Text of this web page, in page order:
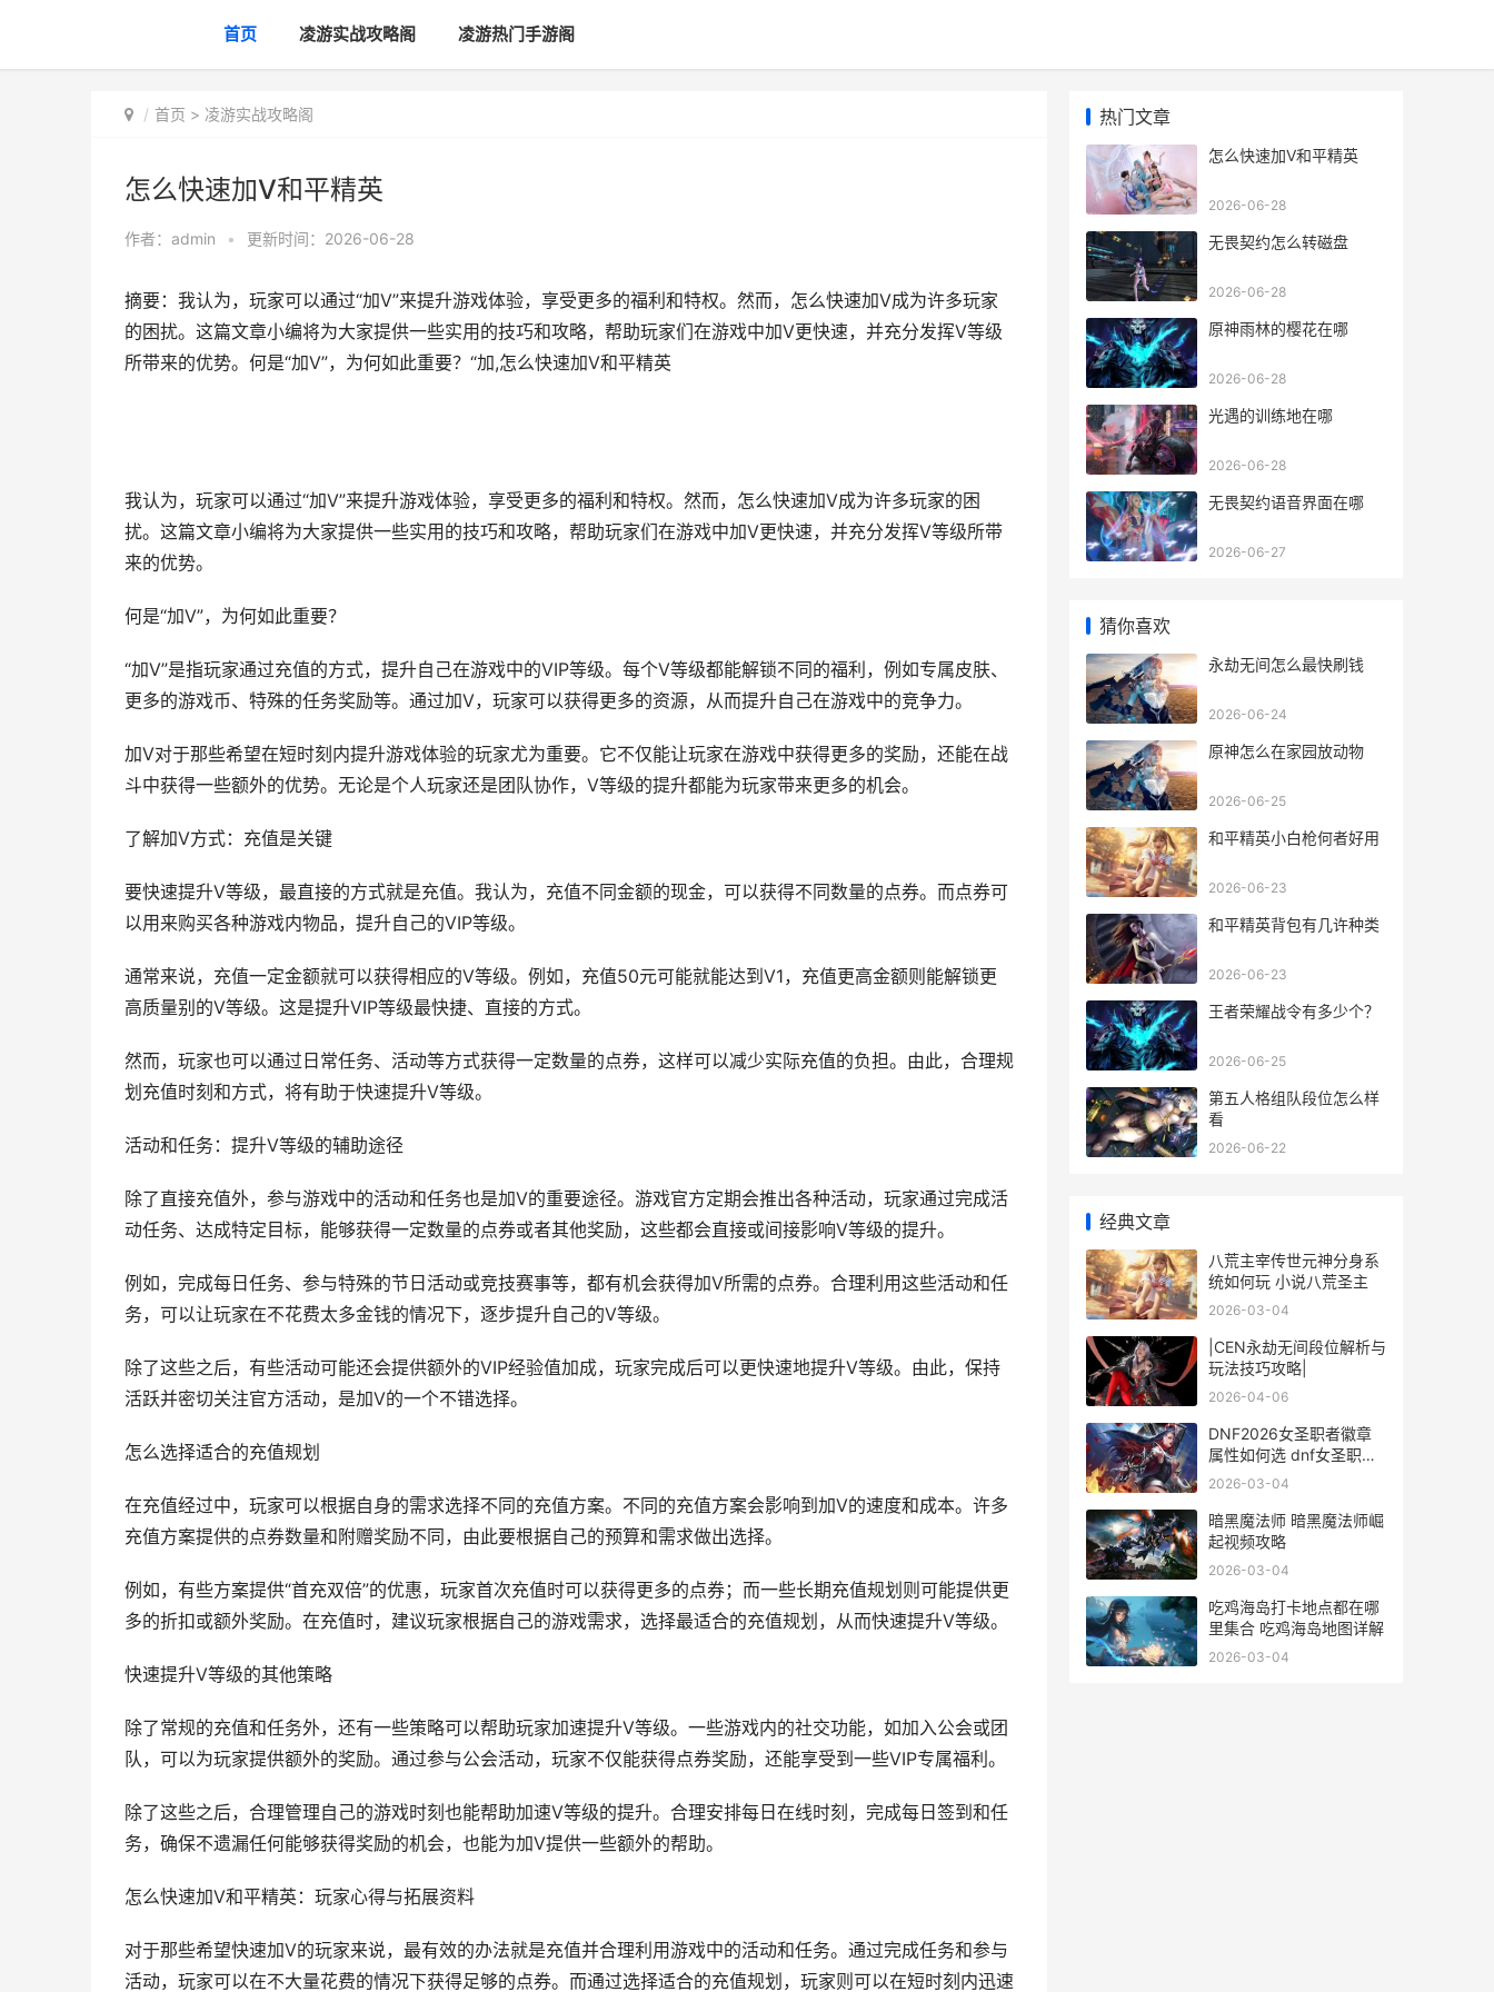
首页 凌游实战攻略阁 凌游热门手游阁
首页 > 凌游实战攻略阁
怎么快速加V和平精英
作者： admin • 更新时间：2026-06-28
摘要：我认为，玩家可以通过“加V”来提升游戏体验，享受更多的福利和特权。然而，怎么快速加V成为许多玩家
的困扰。这篇文章小编将为大家提供一些实用的技巧和攻略，帮助玩家们在游戏中加V更快速，并充分发挥V等级
所带来的优势。何是“加V”，为何如此重要？“加,怎么快速加V和平精英
我认为，玩家可以通过“加V”来提升游戏体验，享受更多的福利和特权。然而，怎么快速加V成为许多玩家的困
扰。这篇文章小编将为大家提供一些实用的技巧和攻略，帮助玩家们在游戏中加V更快速，并充分发挥V等级所带
来的优势。
何是“加V”，为何如此重要？
“加V”是指玩家通过充值的方式，提升自己在游戏中的VIP等级。每个V等级都能解锁不同的福利，例如专属皮肤、
更多的游戏币、特殊的任务奖励等。通过加V，玩家可以获得更多的资源，从而提升自己在游戏中的竞争力。
加V对于那些希望在短时刻内提升游戏体验的玩家尤为重要。它不仅能让玩家在游戏中获得更多的奖励，还能在战
斗中获得一些额外的优势。无论是个人玩家还是团队协作，V等级的提升都能为玩家带来更多的机会。
了解加V方式：充值是关键
要快速提升V等级，最直接的方式就是充值。我认为，充值不同金额的现金，可以获得不同数量的点券。而点券可
以用来购买各种游戏内物品，提升自己的VIP等级。
通常来说，充值一定金额就可以获得相应的V等级。例如，充值50元可能就能达到V1，充值更高金额则能解锁更
高质量别的V等级。这是提升VIP等级最快捷、直接的方式。
然而，玩家也可以通过日常任务、活动等方式获得一定数量的点券，这样可以减少实际充值的负担。由此，合理规
划充值时刻和方式，将有助于快速提升V等级。
活动和任务：提升V等级的辅助途径
除了直接充值外，参与游戏中的活动和任务也是加V的重要途径。游戏官方定期会推出各种活动，玩家通过完成活
动任务、达成特定目标，能够获得一定数量的点券或者其他奖励，这些都会直接或间接影响V等级的提升。
例如，完成每日任务、参与特殊的节日活动或竞技赛事等，都有机会获得加V所需的点券。合理利用这些活动和任
务，可以让玩家在不花费太多金钱的情况下，逐步提升自己的V等级。
除了这些之后，有些活动可能还会提供额外的VIP经验值加成，玩家完成后可以更快速地提升V等级。由此，保持
活跃并密切关注官方活动，是加V的一个不错选择。
怎么选择适合的充值规划
在充值经过中，玩家可以根据自身的需求选择不同的充值方案。不同的充值方案会影响到加V的速度和成本。许多
充值方案提供的点券数量和附赠奖励不同，由此要根据自己的预算和需求做出选择。
例如，有些方案提供“首充双倍”的优惠，玩家首次充值时可以获得更多的点券；而一些长期充值规划则可能提供更
多的折扣或额外奖励。在充值时，建议玩家根据自己的游戏需求，选择最适合的充值规划，从而快速提升V等级。
快速提升V等级的其他策略
除了常规的充值和任务外，还有一些策略可以帮助玩家加速提升V等级。一些游戏内的社交功能，如加入公会或团
队，可以为玩家提供额外的奖励。通过参与公会活动，玩家不仅能获得点券奖励，还能享受到一些VIP专属福利。
除了这些之后，合理管理自己的游戏时刻也能帮助加速V等级的提升。合理安排每日在线时刻，完成每日签到和任
务，确保不遗漏任何能够获得奖励的机会，也能为加V提供一些额外的帮助。
怎么快速加V和平精英：玩家心得与拓展资料
对于那些希望快速加V的玩家来说，最有效的办法就是充值并合理利用游戏中的活动和任务。通过完成任务和参与
活动，玩家可以在不大量花费的情况下获得足够的点券。而通过选择适合的充值规划，玩家则可以在短时刻内迅速
热门文章
怎么快速加V和平精英
2026-06-28
无畏契约怎么转磁盘
2026-06-28
原神雨林的樱花在哪
2026-06-28
光遇的训练地在哪
2026-06-28
无畏契约语音界面在哪
2026-06-27
猜你喜欢
永劫无间怎么最快刷钱
2026-06-24
原神怎么在家园放动物
2026-06-25
和平精英小白枪何者好用
2026-06-23
和平精英背包有几许种类
2026-06-23
王者荣耀战令有多少个？
2026-06-25
第五人格组队段位怎么样
看
2026-06-22
经典文章
八荒主宰传世元神分身系
统如何玩 小说八荒圣主
2026-03-04
|CEN永劫无间段位解析与
玩法技巧攻略|
2026-04-06
DNF2026女圣职者徽章
属性如何选 dnf女圣职者
新职业
2026-03-04
暗黑魔法师 暗黑魔法师崛
起视频攻略
2026-03-04
吃鸡海岛打卡地点都在哪
里集合 吃鸡海岛地图详解
2026-03-04